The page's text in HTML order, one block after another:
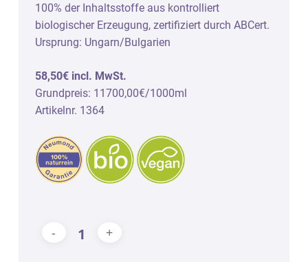
100% der Inhaltsstoffe aus kontrolliert
biologischer Erzeugung, zertifiziert durch ABCert.
Ursprung: Ungarn/Bulgarien
58,50€ incl. MwSt.
Grundpreis: 11700,00€/1000ml
Artikelnr. 1364